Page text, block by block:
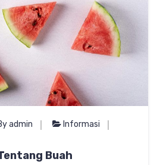
admin
Informasi
Buah